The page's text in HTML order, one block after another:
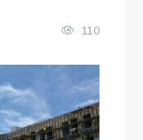
110